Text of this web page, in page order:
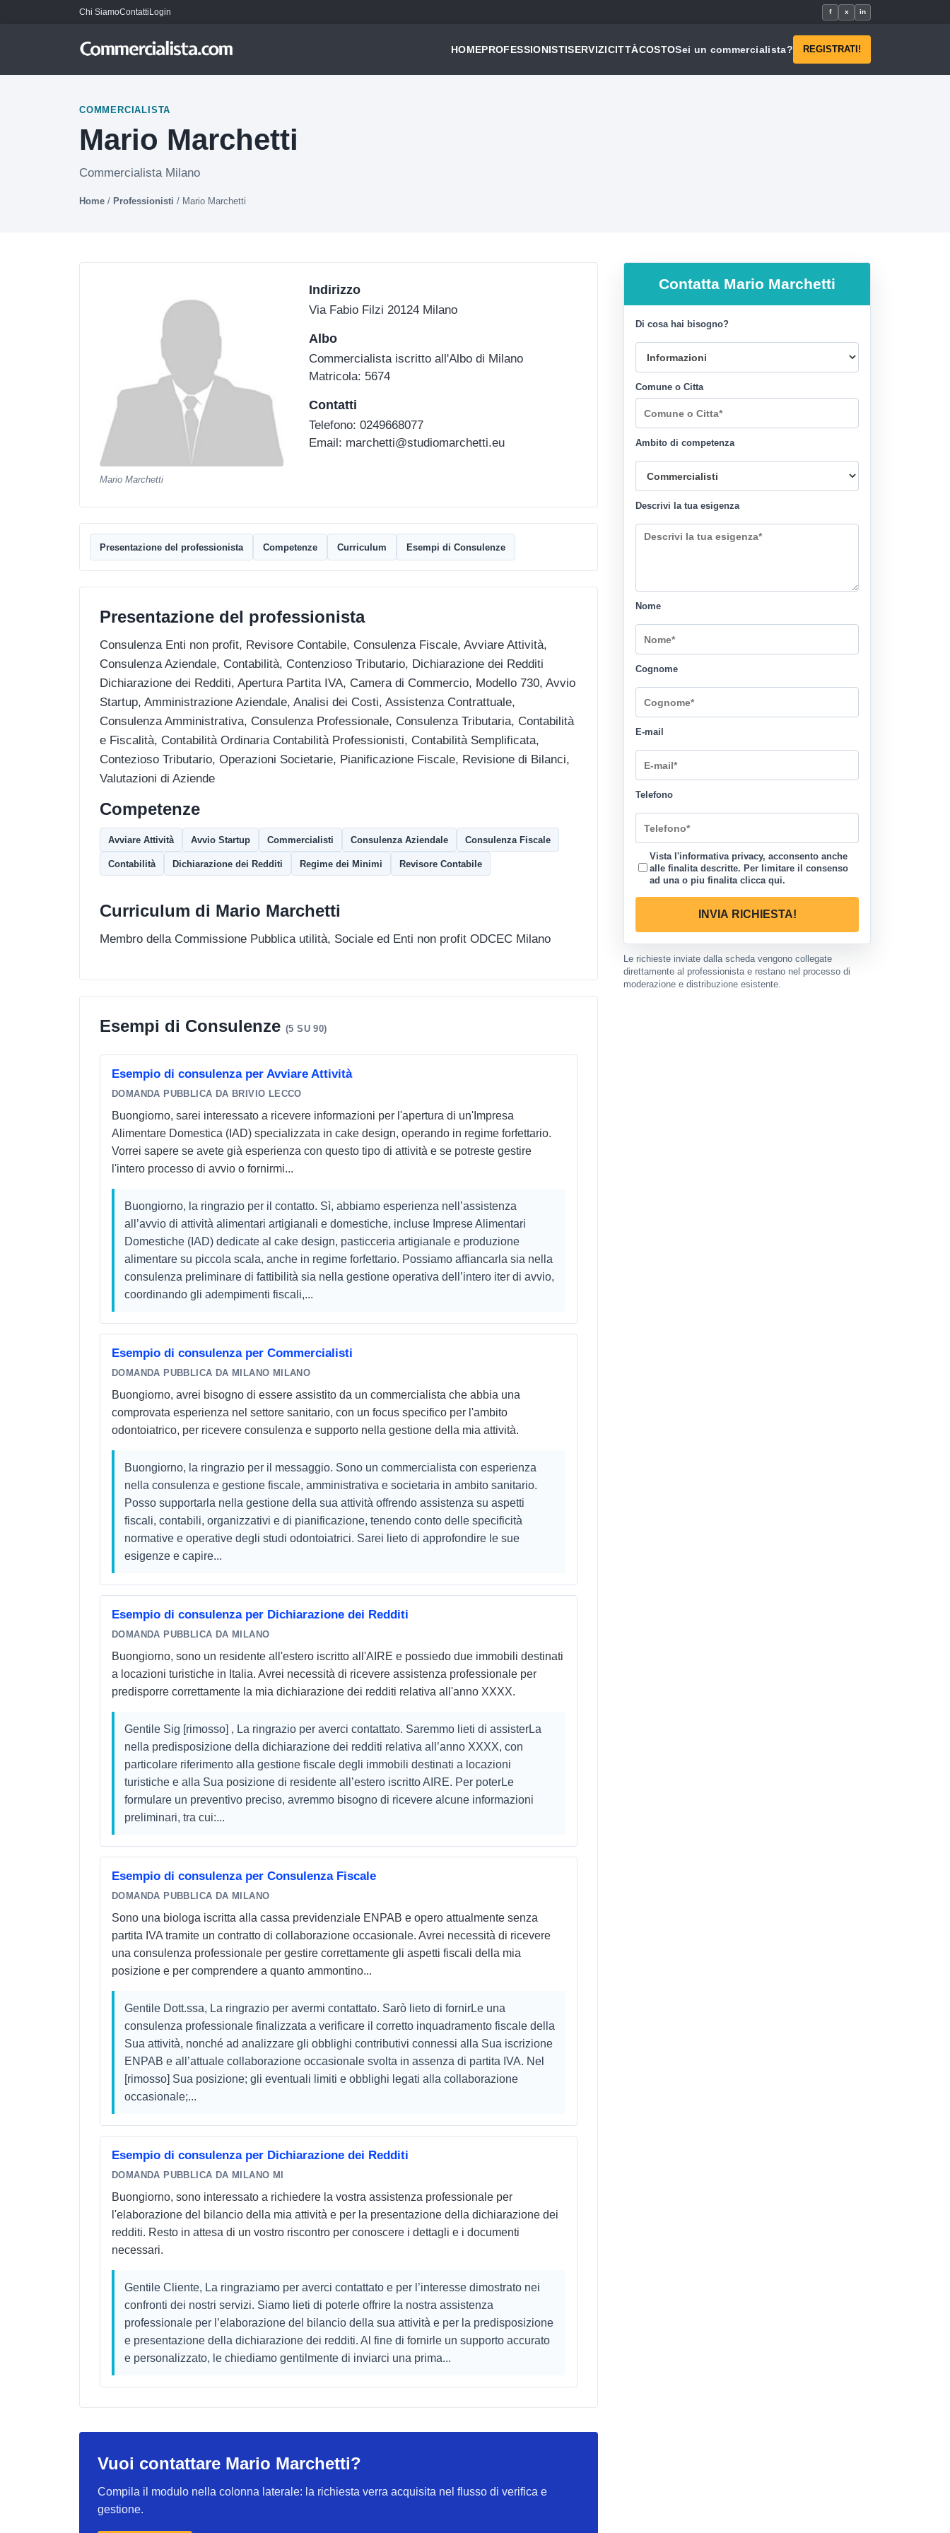
Chi SiamoContattiLogin f x in
HOMEPROFESSIONISTISERVIZICITTÀCOSTOSei un commercialista? REGISTRATI!
COMMERCIALISTA
Mario Marchetti
Commercialista Milano
Home / Professionisti / Mario Marchetti
Mario Marchetti
Indirizzo
Via Fabio Filzi 20124 Milano
Albo
Commercialista iscritto all'Albo di Milano
Matricola: 5674
Contatti
Telefono: 0249668077
Email: marchetti@studiomarchetti.eu
Presentazione del professionista Competenze Curriculum Esempi di Consulenze
Presentazione del professionista
Consulenza Enti non profit, Revisore Contabile, Consulenza Fiscale, Avviare Attività,
Consulenza Aziendale, Contabilità, Contenzioso Tributario, Dichiarazione dei Redditi
Dichiarazione dei Redditi, Apertura Partita IVA, Camera di Commercio, Modello 730, Avvio
Startup, Amministrazione Aziendale, Analisi dei Costi, Assistenza Contrattuale,
Consulenza Amministrativa, Consulenza Professionale, Consulenza Tributaria, Contabilità
e Fiscalità, Contabilità Ordinaria Contabilità Professionisti, Contabilità Semplificata,
Contezioso Tributario, Operazioni Societarie, Pianificazione Fiscale, Revisione di Bilanci,
Valutazioni di Aziende
Competenze
Avviare Attività Avvio Startup Commercialisti Consulenza Aziendale Consulenza Fiscale
Contabilità Dichiarazione dei Redditi Regime dei Minimi Revisore Contabile
Curriculum di Mario Marchetti
Membro della Commissione Pubblica utilità, Sociale ed Enti non profit ODCEC Milano
Esempi di Consulenze (5 SU 90)
Esempio di consulenza per Avviare Attività
DOMANDA PUBBLICA DA BRIVIO LECCO
Buongiorno, sarei interessato a ricevere informazioni per l'apertura di un'Impresa
Alimentare Domestica (IAD) specializzata in cake design, operando in regime forfettario.
Vorrei sapere se avete già esperienza con questo tipo di attività e se potreste gestire
l'intero processo di avvio o fornirmi...
Buongiorno, la ringrazio per il contatto. Sì, abbiamo esperienza nell’assistenza
all’avvio di attività alimentari artigianali e domestiche, incluse Imprese Alimentari
Domestiche (IAD) dedicate al cake design, pasticceria artigianale e produzione
alimentare su piccola scala, anche in regime forfettario. Possiamo affiancarla sia nella
consulenza preliminare di fattibilità sia nella gestione operativa dell’intero iter di avvio,
coordinando gli adempimenti fiscali,...
Esempio di consulenza per Commercialisti
DOMANDA PUBBLICA DA MILANO MILANO
Buongiorno, avrei bisogno di essere assistito da un commercialista che abbia una
comprovata esperienza nel settore sanitario, con un focus specifico per l'ambito
odontoiatrico, per ricevere consulenza e supporto nella gestione della mia attività.
Buongiorno, la ringrazio per il messaggio. Sono un commercialista con esperienza
nella consulenza e gestione fiscale, amministrativa e societaria in ambito sanitario.
Posso supportarla nella gestione della sua attività offrendo assistenza su aspetti
fiscali, contabili, organizzativi e di pianificazione, tenendo conto delle specificità
normative e operative degli studi odontoiatrici. Sarei lieto di approfondire le sue
esigenze e capire...
Esempio di consulenza per Dichiarazione dei Redditi
DOMANDA PUBBLICA DA MILANO
Buongiorno, sono un residente all'estero iscritto all'AIRE e possiedo due immobili destinati
a locazioni turistiche in Italia. Avrei necessità di ricevere assistenza professionale per
predisporre correttamente la mia dichiarazione dei redditi relativa all'anno XXXX.
Gentile Sig [rimosso] , La ringrazio per averci contattato. Saremmo lieti di assisterLa
nella predisposizione della dichiarazione dei redditi relativa all’anno XXXX, con
particolare riferimento alla gestione fiscale degli immobili destinati a locazioni
turistiche e alla Sua posizione di residente all’estero iscritto AIRE. Per poterLe
formulare un preventivo preciso, avremmo bisogno di ricevere alcune informazioni
preliminari, tra cui:...
Esempio di consulenza per Consulenza Fiscale
DOMANDA PUBBLICA DA MILANO
Sono una biologa iscritta alla cassa previdenziale ENPAB e opero attualmente senza
partita IVA tramite un contratto di collaborazione occasionale. Avrei necessità di ricevere
una consulenza professionale per gestire correttamente gli aspetti fiscali della mia
posizione e per comprendere a quanto ammontino...
Gentile Dott.ssa, La ringrazio per avermi contattato. Sarò lieto di fornirLe una
consulenza professionale finalizzata a verificare il corretto inquadramento fiscale della
Sua attività, nonché ad analizzare gli obblighi contributivi connessi alla Sua iscrizione
ENPAB e all’attuale collaborazione occasionale svolta in assenza di partita IVA. Nel
[rimosso] Sua posizione; gli eventuali limiti e obblighi legati alla collaborazione
occasionale;...
Esempio di consulenza per Dichiarazione dei Redditi
DOMANDA PUBBLICA DA MILANO MI
Buongiorno, sono interessato a richiedere la vostra assistenza professionale per
l'elaborazione del bilancio della mia attività e per la presentazione della dichiarazione dei
redditi. Resto in attesa di un vostro riscontro per conoscere i dettagli e i documenti
necessari.
Gentile Cliente, La ringraziamo per averci contattato e per l’interesse dimostrato nei
confronti dei nostri servizi. Siamo lieti di poterle offrire la nostra assistenza
professionale per l’elaborazione del bilancio della sua attività e per la predisposizione
e presentazione della dichiarazione dei redditi. Al fine di fornirle un supporto accurato
e personalizzato, le chiediamo gentilmente di inviarci una prima...
Vuoi contattare Mario Marchetti?
Compila il modulo nella colonna laterale: la richiesta verra acquisita nel flusso di verifica e
gestione.
Contatta Mario Marchetti
Di cosa hai bisogno?
Comune o Citta
Ambito di competenza
Descrivi la tua esigenza
Nome
Cognome
E-mail
Telefono
Vista l'informativa privacy, acconsento anche
alle finalita descritte. Per limitare il consenso
ad una o piu finalita clicca qui.
INVIA RICHIESTA!
Le richieste inviate dalla scheda vengono collegate
direttamente al professionista e restano nel processo di
moderazione e distribuzione esistente.